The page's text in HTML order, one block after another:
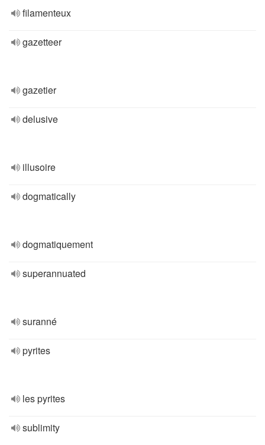
filamenteux
gazetteer
gazetier
delusive
illusoire
dogmatically
dogmatiquement
superannuated
suranné
pyrites
les pyrites
sublimity